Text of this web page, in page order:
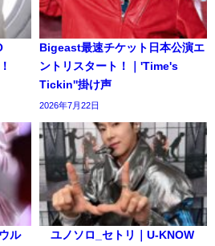
Bigeast最速チケット日本公演エ
ントリスタート！｜'Time's
Tickin''掛け声
2026年7月22日
ル
ユノソロ_セトリ｜U-KNOW